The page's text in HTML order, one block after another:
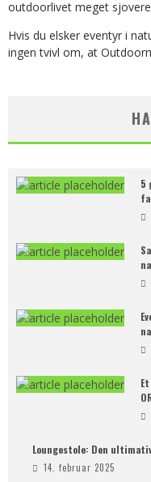
outdoorlivet meget
Hvis du elsker eventyr i
ingen tvivl om, at
5
Loungestole: Den
14. februar 2025